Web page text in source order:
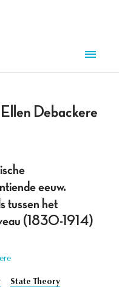
Debackere
eeuw.
tussen het
(1830-1914)
State Theory